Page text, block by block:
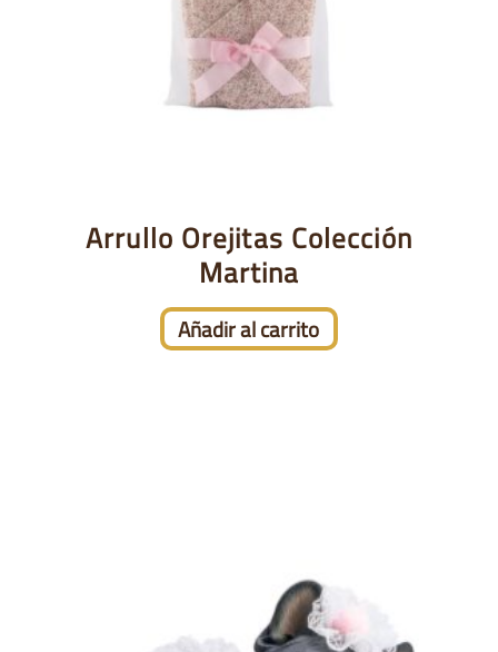
Arrullo Orejitas Colección
Martina
Añadir al carrito